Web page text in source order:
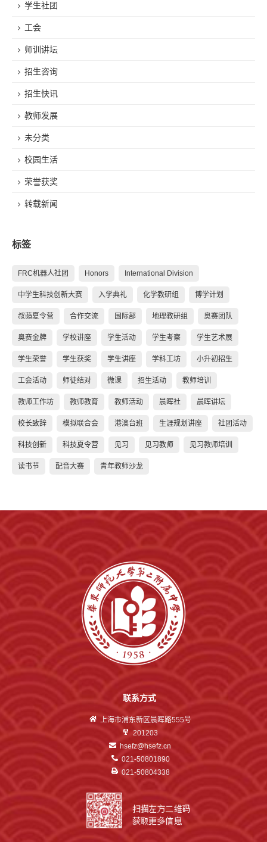
学生社团
工会
师训讲坛
招生咨询
招生快讯
教师发展
未分类
校园生活
荣誉获奖
转载新闻
标签
FRC机器人社团 Honors International Division
中学生科技创新大赛 入学典礼 化学教研组 博学计划
叔蘋夏令营 合作交流 国际部 地理教研组 奥赛团队
奥赛金牌 学校讲座 学生活动 学生考察 学生艺术展
学生荣誉 学生获奖 学生讲座 学科工坊 小升初招生
工会活动 师徒结对 微课 招生活动 教师培训
教师工作坊 教师教育 教师活动 晨晖社 晨晖讲坛
校长致辞 模拟联合会 港澳台班 生涯规划讲座 社团活动
科技创新 科技夏令营 见习 见习教师 见习教师培训
读书节 配音大赛 青年教师沙龙
联系方式
上海市浦东新区晨晖路555号
201203
hsefz@hsefz.cn
021-50801890
021-50804338